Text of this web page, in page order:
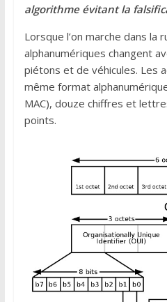
algorithme évitant la
Lorsque l’on marche dans la
alphanumériques changent
piétons et de véhicules. Les
même format
MAC), douze chiffres et
points.